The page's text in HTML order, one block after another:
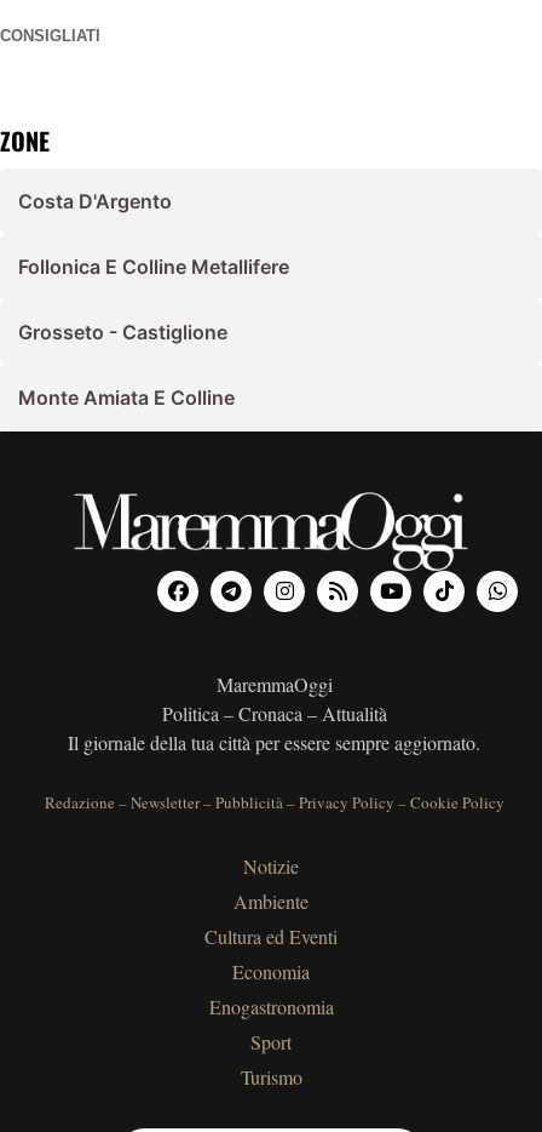
CONSIGLIATI
ZONE
Costa D'Argento
Follonica E Colline Metallifere
Grosseto - Castiglione
Monte Amiata E Colline
MaremmaOggi
Politica – Cronaca – Attualità
Il giornale della tua città per essere sempre aggiornato.
Redazione –Newsletter–Pubblicità–Privacy Policy –Cookie Policy
Notizie
Ambiente
Cultura ed Eventi
Economia
Enogastronomia
Sport
Turismo